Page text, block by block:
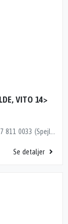
VITO 14>
Se detaljer